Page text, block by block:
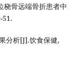
桡骨远端骨折患者中
51.
分析[J].饮食保健,